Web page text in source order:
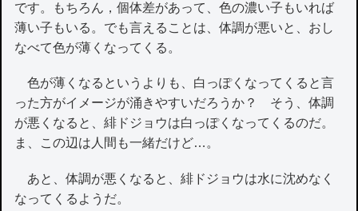
です。もちろん，個体差があって、色の濃い子もいれば
薄い子もいる。でも言えることは、体調が悪いと、おし
なべて色が薄くなってくる。
色が薄くなるというよりも、白っぽくなってくると言
った方がイメージが涌きやすいだろうか？ そう、体調
が悪くなると、緋ドジョウは白っぽくなってくるのだ。
ま、この辺は人間も一緒だけど…。
あと、体調が悪くなると、緋ドジョウは水に沈めなく
なってくるようだ。